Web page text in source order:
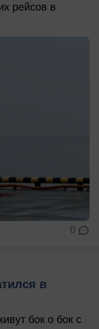
рейсов в
0
в
бок о бок с